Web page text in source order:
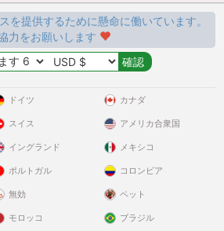
を提供するために懸命に働いています。
力をお願いします
ドイツ
スイス
イングランド
ポルトガル
無効
カナダ
アメリカ合衆国
メキシコ
コロンビア
ペット
モロッコ ブラジル